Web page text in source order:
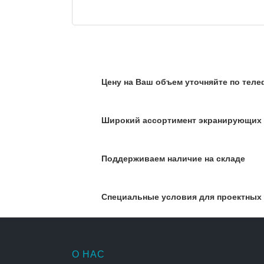
Цену на Ваш объем уточняйте по
Широкий ассортимент экранирующих
Поддерживаем наличие на складе
Специальные условия для проектных
О НАС